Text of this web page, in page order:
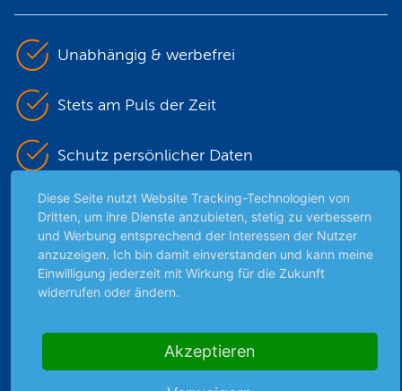
Unabhängig & werbefrei
Stets am Puls der Zeit
Schutz persönlicher Daten
Sicher mit SSL-Verschlüsselung
Highlights
Börsenbericht
Diese Seite nutzt Website Tracking-Technologien von
Dritten, um ihre Dienste anzubieten, stetig zu verbessern
und Werbung entsprechend der Interessen der Nutzer
anzuzeigen. Ich bin damit einverstanden und kann meine
Einwilligung jederzeit mit Wirkung für die Zukunft
widerrufen oder ändern.
Akzeptieren